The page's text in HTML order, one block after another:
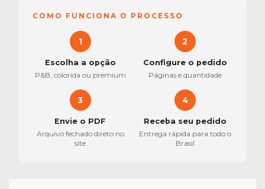
COMO FUNCIONA O PROCESSO
1
Escolha a opção
P&B, colorida ou premium
2
Configure o pedido
Páginas e quantidade
3
Envie o PDF
Arquivo fechado direto no
site
4
Receba seu pedido
Entrega rápida para todo o
Brasil